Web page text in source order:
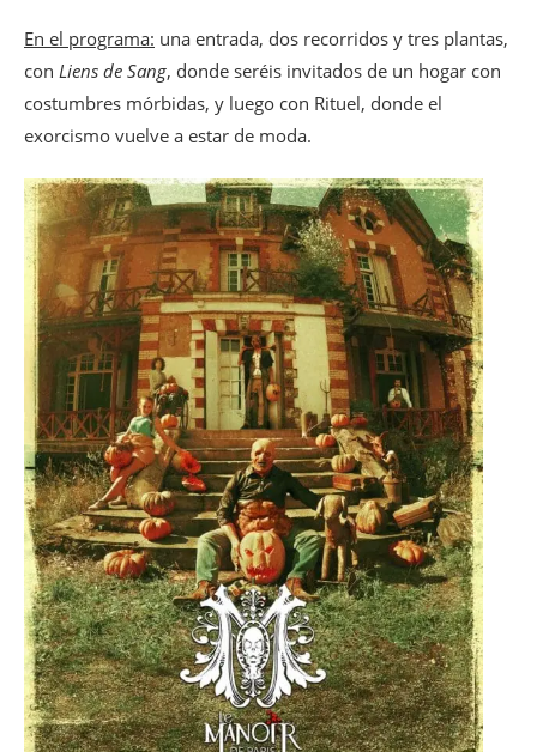
En el programa: una entrada, dos recorridos y tres plantas,
con Liens de Sang, donde seréis invitados de un hogar con
costumbres mórbidas, y luego con Rituel, donde el
exorcismo vuelve a estar de moda.